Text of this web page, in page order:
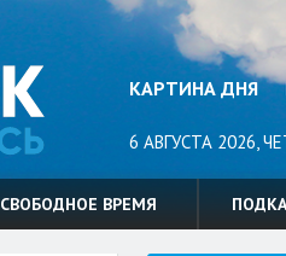
КАРТИНА ДНЯ
6 АВГУСТА 2026,
СВОБОДНОЕ ВРЕМЯ